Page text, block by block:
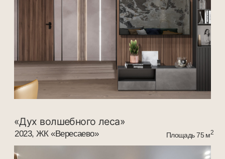
2
2020, г. Ростов-на-Дону, ул. 18-я линия
«Пастельный Архитектурный шарм»